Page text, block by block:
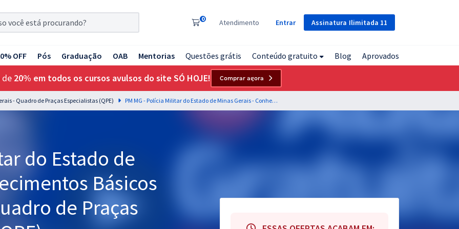
Assinatura Ilimitada 11
0 Atendimento Entrar
OFF Pós Graduação OAB Mentorias Questões grátis Conteúdo gratuito Blog Aprovados
de 20% em todos os cursos avulsos do site SÓ HOJE! Comprar agora
- Quadro de Praças Especialistas (QPE) PM MG - Polícia Militar do Estado de Minas Gerais - Conhecimentos Básicos para os Cargos do Quadro de Praças Especialistas (CFSD QPE)
do Estado de
Básicos
de Praças